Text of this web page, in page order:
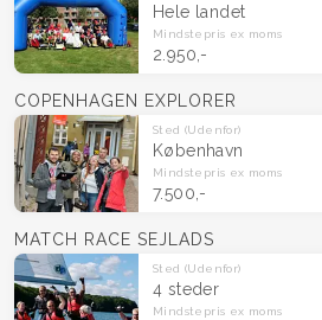
Hele landet
Mindstepris ex moms
2.950,-
COPENHAGEN EXPLORER
Sted (Udenfor)
København
Mindstepris ex moms
7.500,-
MATCH RACE SEJLADS
Sted (Udenfor)
4 steder
Mindstepris ex moms